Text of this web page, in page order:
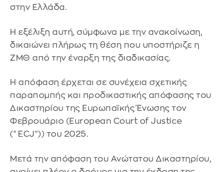
στην Ελλάδα.
Η εξέλιξη αυτή, σύμφωνα με την ανακοίνωση,
δικαιώνει πλήρως τη θέση που υποστήριζε η
ΖΜΘ από την έναρξη της διαδικασίας.
Η απόφαση έρχεται σε συνέχεια σχετικής
παραπομπής και προδικαστικής απόφασης του
Δικαστηρίου της Ευρωπαϊκής Ένωσης τον
Φεβρουάριο (European Court of Justice
("ECJ")) του 2025.
Μετά την απόφαση του Ανώτατου Δικαστηρίου,